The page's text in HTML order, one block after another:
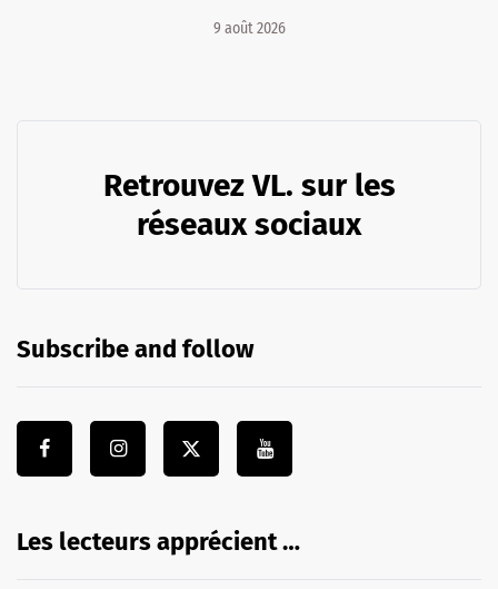
9 août 2026
Retrouvez VL. sur les
réseaux sociaux
Subscribe and follow
Les lecteurs apprécient …